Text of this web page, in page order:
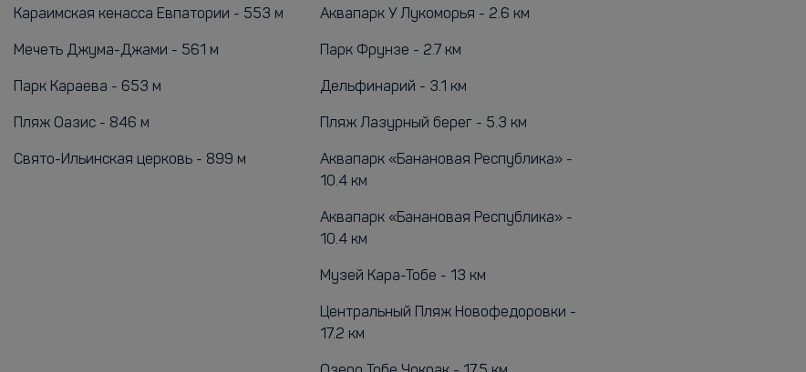
Караимская кенасса Евпатории - 553 м
Мечеть Джума-Джами - 561 м
Парк Караева - 653 м
Пляж Оазис - 846 м
Свято-Ильинская церковь - 899 м
Аквапарк У Лукоморья - 2.6 км
Парк Фрунзе - 2.7 км
Дельфинарий - 3.1 км
Пляж Лазурный берег - 5.3 км
Аквапарк «Банановая Республика» -
10.4 км
Аквапарк «Банановая Республика» -
10.4 км
Музей Кара-Тобе - 13 км
Центральный Пляж Новофедоровки -
17.2 км